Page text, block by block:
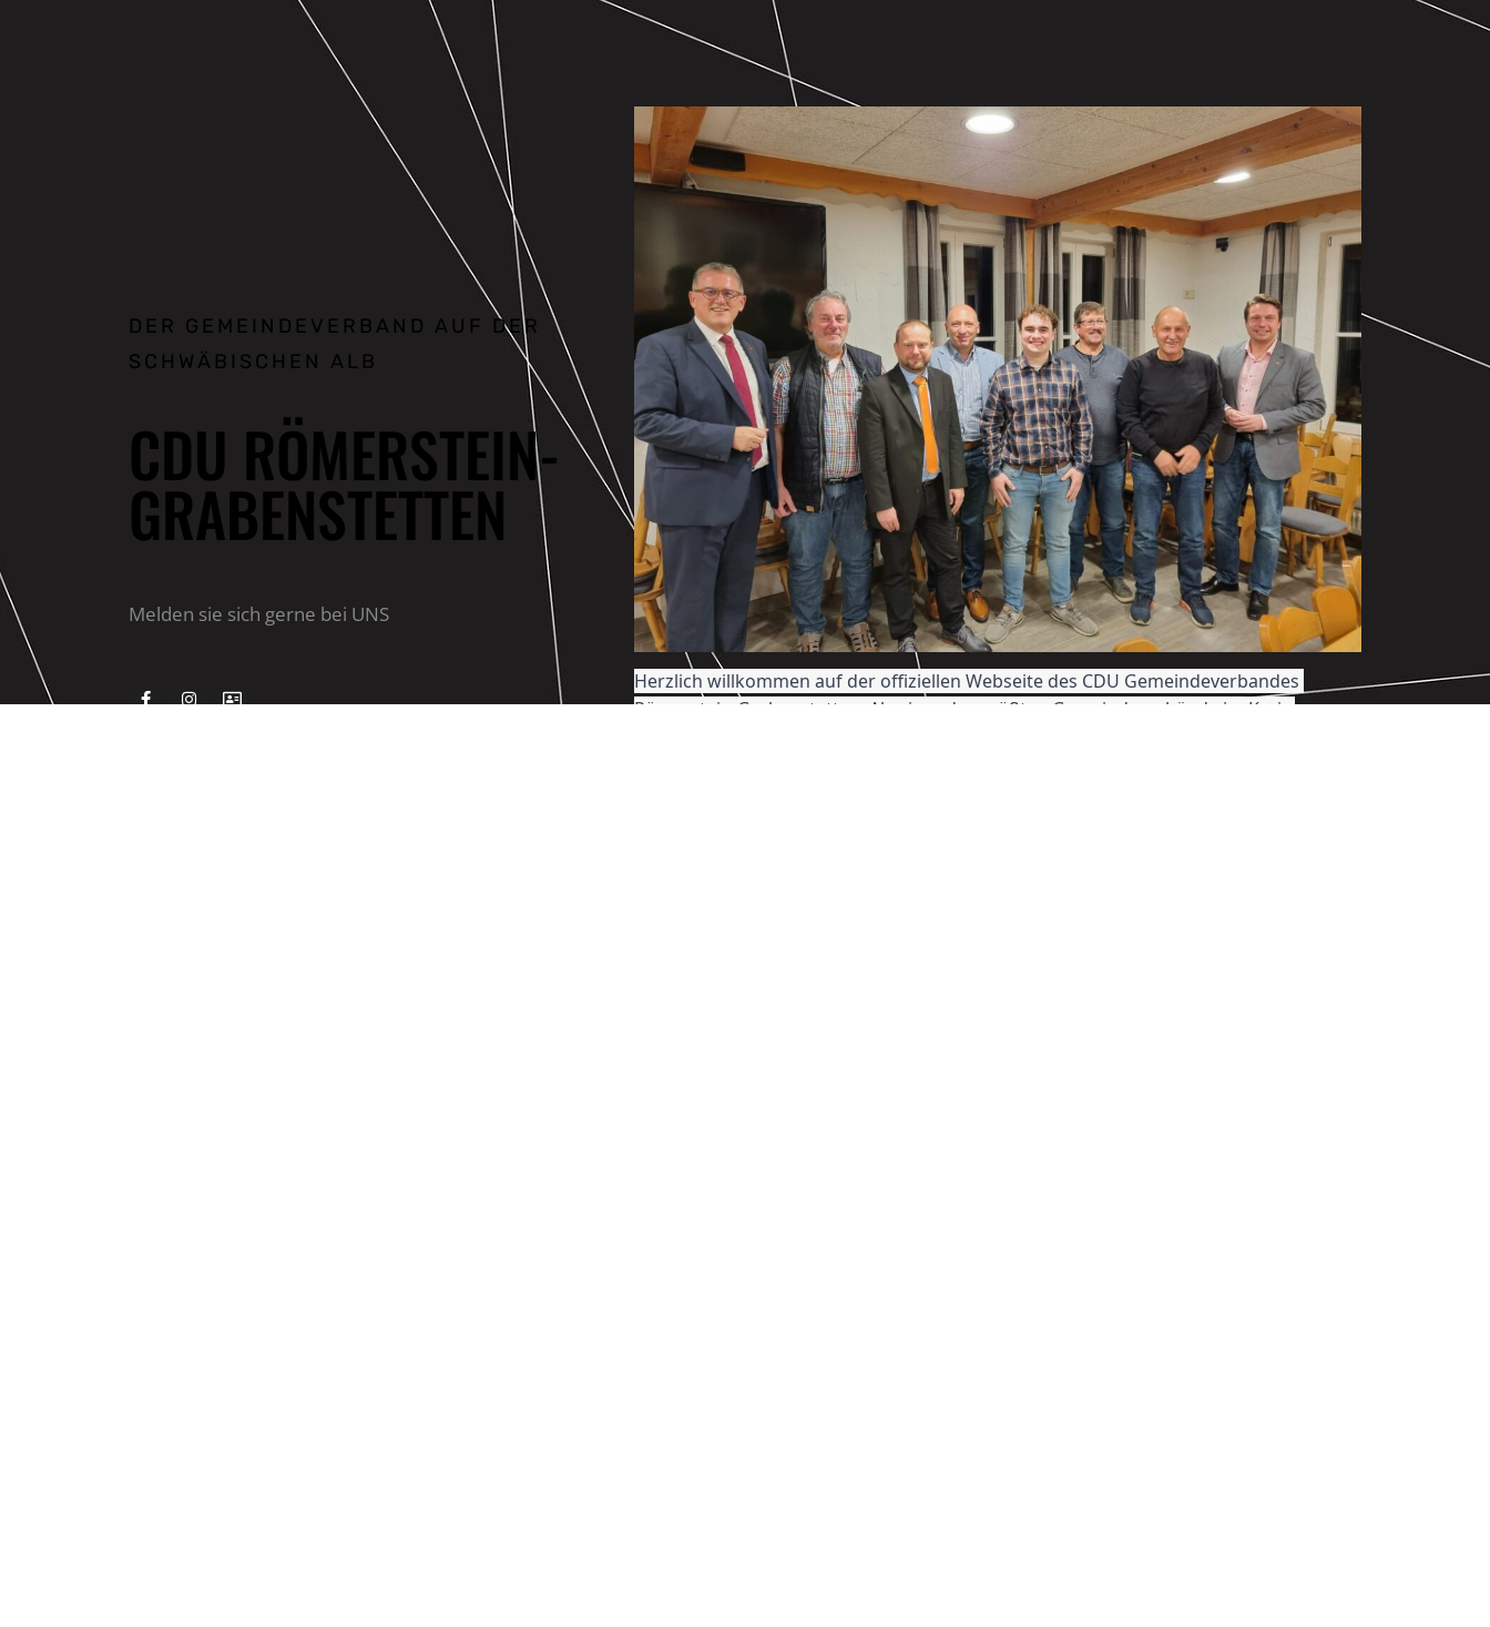
DER GEMEINDEVERBAND AUF DER
SCHWÄBISCHEN ALB
CDU RÖMERSTEIN-
GRABENSTETTEN
Melden sie sich gerne bei UNS
Herzlich willkommen auf der offiziellen Webseite des CDU Gemeindeverbandes
Römerstein-Grabenstetten. Als einer der größten Gemeindeverbände im Kreis